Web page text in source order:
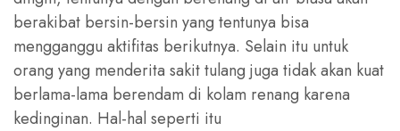
berakibat bersin-bersin yang tentunya bisa
mengganggu aktifitas berikutnya. Selain itu untuk
orang yang menderita sakit tulang juga tidak akan kuat
berlama-lama berendam di kolam renang karena
kedinginan. Hal-hal seperti itu